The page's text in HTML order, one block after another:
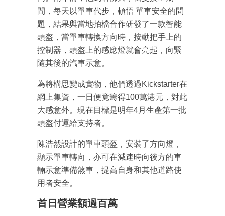
間，每天以單車代步，頓悟 單車安全的問
題，結果與當地拍檔合作研發了一款智能
頭盔，當單車轉換方向時，按動把手上的
控制器，頭盔上的感應燈就會亮起，向緊
隨其後的汽車示意。
為將構思變成實物，他們透過Kickstarter在
網上集資，一日便竟籌得100萬港元，對此
大感意外。現在目標是明年4月生產第一批
頭盔付運給支持者。
陳浩然設計的單車頭盔，安裝了方向燈，
顯示單車轉向，亦可在減速時向後方的車
輛示意準備煞車，提高自身和其他道路使
用者安全。
首日營業額過百萬